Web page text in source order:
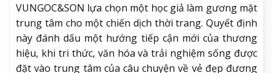
VUNGOC&SON lựa chọn một học giả làm gương mặt
trung tâm cho một chiến dịch thời trang. Quyết định
này đánh dấu một hướng tiếp cận mới của thương
hiệu, khi tri thức, văn hóa và trải nghiệm sống được
đặt vào trung tâm của câu chuyện về vẻ đẹp đương